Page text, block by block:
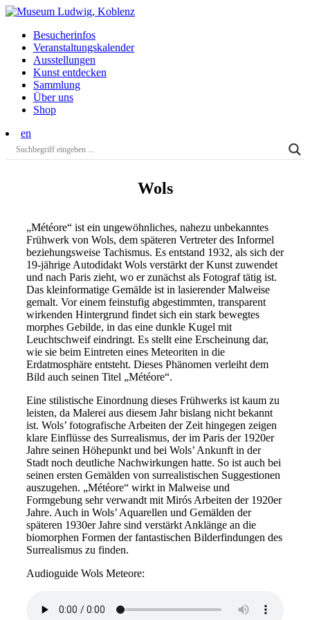
Besucherinfos
Veranstaltungs­kalender
Ausstellungen
Kunst entdecken
Sammlung
Über uns
Shop
en
Wols
„Météore“ ist ein ungewöhnliches, nahezu unbekanntes
Frühwerk von Wols, dem späteren Vertreter des Informel
beziehungsweise Tachismus. Es entstand 1932, als sich der
19-jährige Autodidakt Wols verstärkt der Kunst zuwendet
und nach Paris zieht, wo er zunächst als Fotograf tätig ist.
Das kleinformatige Gemälde ist in lasierender Malweise
gemalt. Vor einem feinstufig abgestimmten, transparent
wirkenden Hintergrund findet sich ein stark bewegtes
morphes Gebilde, in das eine dunkle Kugel mit
Leuchtschweif eindringt. Es stellt eine Erscheinung dar,
wie sie beim Eintreten eines Meteoriten in die
Erdatmosphäre entsteht. Dieses Phänomen verleiht dem
Bild auch seinen Titel „Météore“.
Eine stilistische Einordnung dieses Frühwerks ist kaum zu
leisten, da Malerei aus diesem Jahr bislang nicht bekannt
ist. Wols’ fotografische Arbeiten der Zeit hingegen zeigen
klare Einflüsse des Surrealismus, der im Paris der 1920er
Jahre seinen Höhepunkt und bei Wols’ Ankunft in der
Stadt noch deutliche Nachwirkungen hatte. So ist auch bei
seinen ersten Gemälden von surrealistischen Suggestionen
auszugehen. „Météore“ wirkt in Malweise und
Formgebung sehr verwandt mit Mirós Arbeiten der 1920er
Jahre. Auch in Wols’ Aquarellen und Gemälden der
späteren 1930er Jahre sind verstärkt Anklänge an die
biomorphen Formen der fantastischen Bilderfindungen des
Surrealismus zu finden.
Audioguide Wols Meteore: